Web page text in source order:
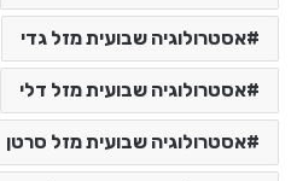
אסטרולוגיה שבועית מזל גדי
אסטרולוגיה שבועית מזל דלי
אסטרולוגיה שבועית מזל סרטן